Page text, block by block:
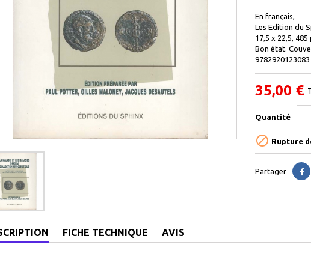
En français,
Les Edition du
17,5 x 22,5,
Bon état.
9782920123083
35,00 €
Quantité
 Rupture
Partager
FICHE TECHNIQUE AVIS